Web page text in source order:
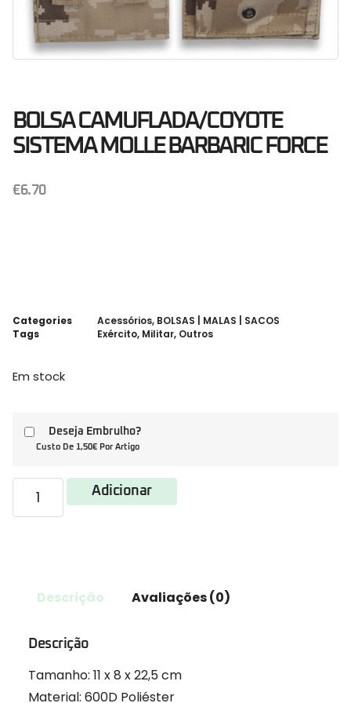
BOLSA CAMUFLADA/COYOTE
SISTEMA MOLLE BARBARIC FORCE
€6.70
Categories Acessórios, BOLSAS | MALAS | SACOS
Tags
Exército, Militar, Outros
Em stock
Deseja Embrulho?
Custo De 1,50€ Por Artigo
Adicionar
Descrição Avaliações (0)
Descrição
Tamanho: 11 x 8 x 22,5 cm
Material: 600D Poliéster